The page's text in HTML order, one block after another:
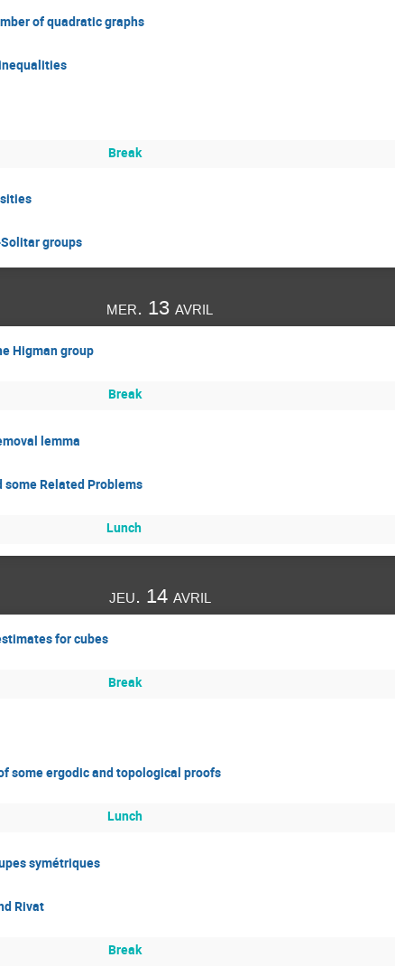
of quadratic graphs
Break
groups
mer. 13 avril
Higman group
Break
lemma
Related Problems
Lunch
jeu. 14 avril
for cubes
Break
some ergodic and topological proofs
Lunch
symétriques
Rivat
Break